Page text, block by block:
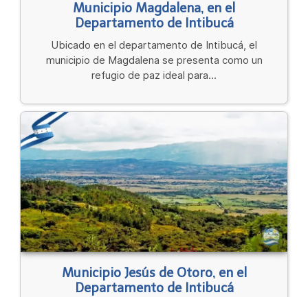
Municipio Magdalena, en el
Departamento de Intibucá
Ubicado en el departamento de Intibucá, el
municipio de Magdalena se presenta como un
refugio de paz ideal para...
Municipio Jesús de Otoro, en el
Departamento de Intibucá